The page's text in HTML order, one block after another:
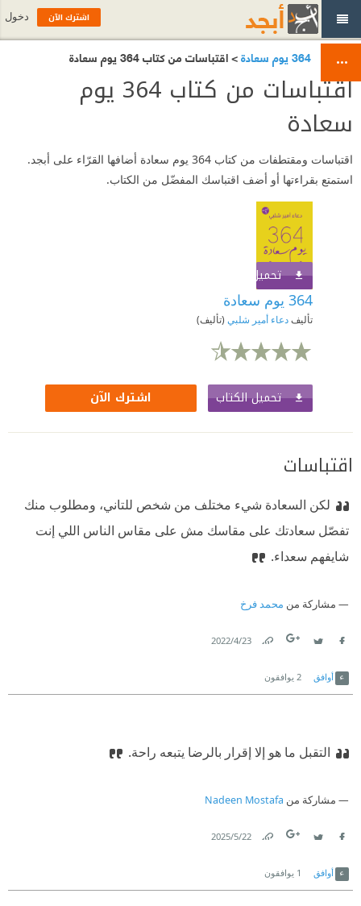
364 يوم سعادة > اقتباسات من كتاب 364 يوم سعادة
اقتباسات من كتاب 364 يوم
سعادة
اقتباسات ومقتطفات من كتاب 364 يوم سعادة أضافها القرّاء على أبجد.
استمتع بقراءتها أو أضف اقتباسك المفضّل من الكتاب.
تحميل الكتاب
364 يوم سعادة
تأليفدعاء أمير شلبي (تأليف)
تحميل الكتاب اشترك الآن
اقتباسات
لكن السعادة شيء مختلف من شخص للتاني، ومطلوب منك
تفصّل سعادتك على مقاسك مش على مقاس الناس اللي إنت
شايفهم سعداء.
مشاركة من محمد فرخ
23‏/4‏/2022
أوافق 2 يوافقون
التقبل ما هو إلا إقرار بالرضا يتبعه راحة.
مشاركة من Nadeen Mostafa
22‏/5‏/2025
أوافق 1 يوافقون
اشترك الآن دخول